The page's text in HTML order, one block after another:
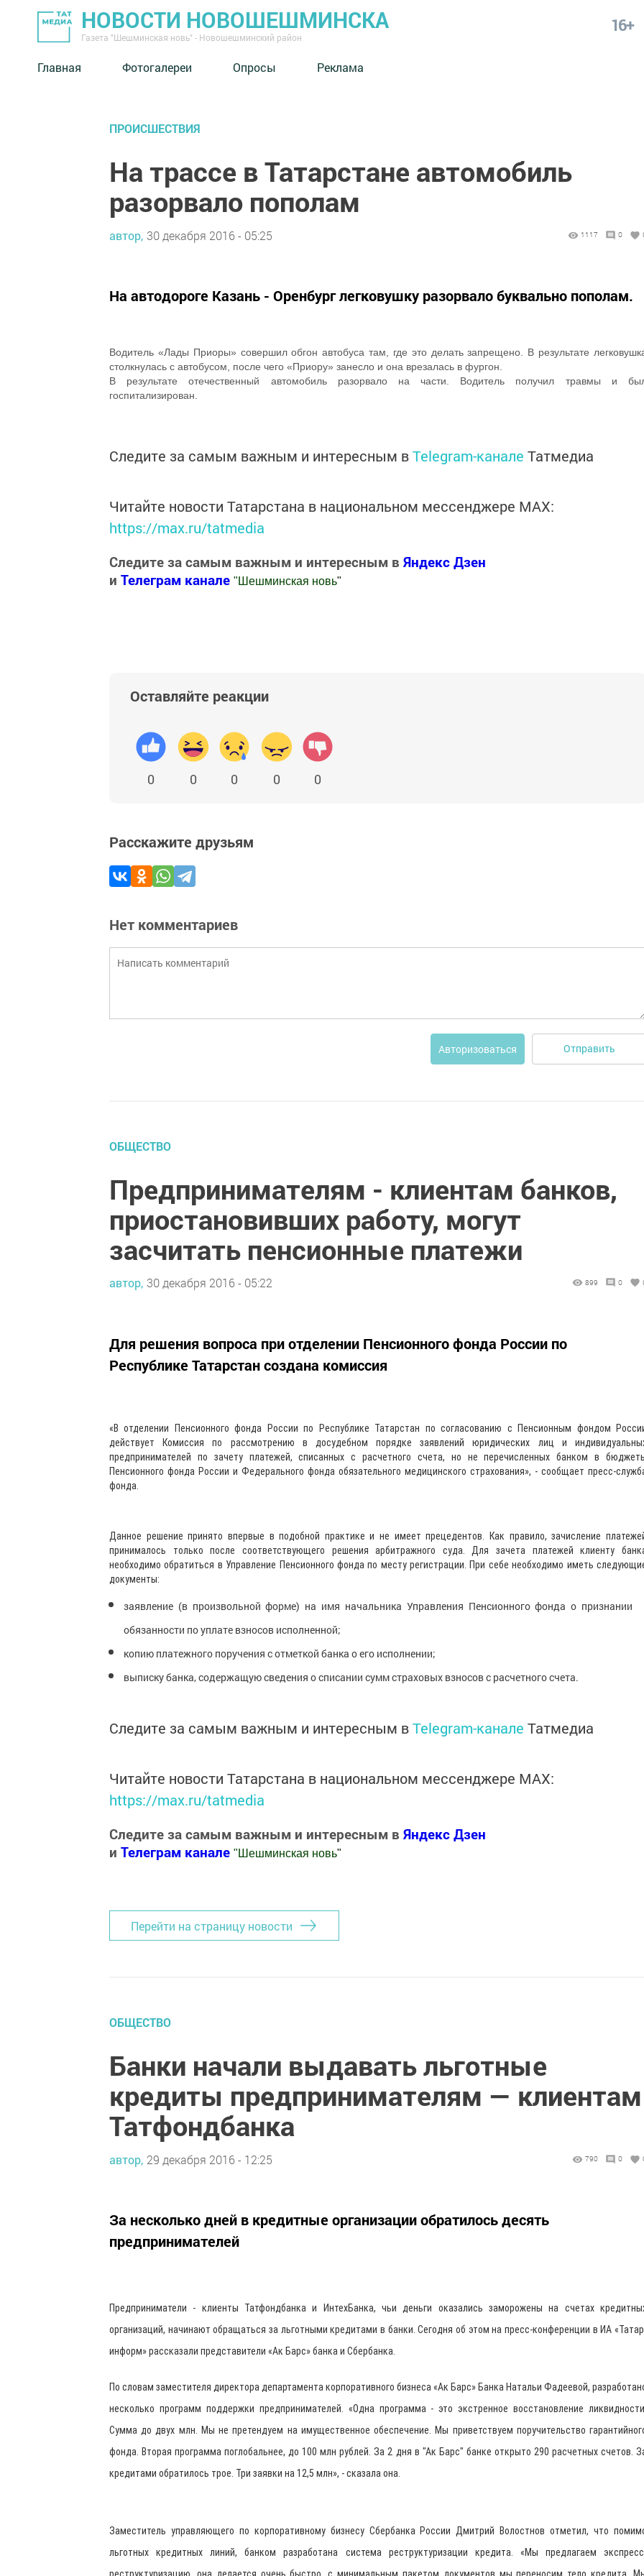
НОВОСТИ НОВОШЕШМИНСКА
Газета "Шешминская новь" - Новошешминский район
16+
Главная Фотогалереи Опросы Реклама
ПРОИСШЕСТВИЯ
На трассе в Татарстане автомобиль
разорвало пополам
автор, 30 декабря 2016 - 05:25 1117 0
На автодороге Казань - Оренбург легковушку разорвало буквально пополам.
Водитель «Лады Приоры» совершил обгон автобуса там, где это делать запрещено. В результате
столкнулась с автобусом, после чего «Приору» занесло и она врезалась в фургон.
В результате отечественный автомобиль разорвало на части. Водитель получил травмы и
госпитализирован.
Следите за самым важным и интересным вTelegram-канале Татмедиа
Читайте новости Татарстана в национальном мессенджере MАХ:
https://max.ru/tatmedia
Следите за самым важным и интересным в Яндекс Дзен
и Телеграм канале " Шешминская новь"
Оставляйте реакции
0 0 0 0 0
Расскажите друзьям
Нет комментариев
Авторизоваться Отправить
ОБЩЕСТВО
Предпринимателям - клиентам банков,
приостановивших работу, могут
засчитать пенсионные платежи
автор, 30 декабря 2016 - 05:22 899 0
Для решения вопроса при отделении Пенсионного фонда России по
Республике Татарстан создана комиссия
«В отделении Пенсионного фонда России по Республике Татарстан по согласованию с Пенсионным фондом
действует Комиссия по рассмотрению в досудебном порядке заявлений юридических лиц и
предпринимателей по зачету платежей, списанных с расчетного счета, но не перечисленных банком в
Пенсионного фонда России и Федерального фонда обязательного медицинского страхования», - сообщает пресс-
фонда.
Данное решение принято впервые в подобной практике и не имеет прецедентов. Как правило, зачисление
принималось только после соответствующего решения арбитражного суда. Для зачета платежей клиенту
необходимо обратиться в Управление Пенсионного фонда по месту регистрации. При себе необходимо иметь
документы:
заявление (в произвольной форме) на имя начальника Управления Пенсионного фонда о признании
обязанности по уплате взносов исполненной;
копию платежного поручения с отметкой банка о его исполнении;
выписку банка, содержащую сведения о списании сумм страховых взносов с расчетного счета.
Следите за самым важным и интересным вTelegram-канале Татмедиа
Читайте новости Татарстана в национальном мессенджере MАХ:
https://max.ru/tatmedia
Следите за самым важным и интересным в Яндекс Дзен
и Телеграм канале " Шешминская новь"
Перейти на страницу новости
ОБЩЕСТВО
Банки начали выдавать льготные
кредиты предпринимателям — клиентам
Татфондбанка
автор, 29 декабря 2016 - 12:25 790 0
За несколько дней в кредитные организации обратилось десять
предпринимателей
Предприниматели - клиенты Татфондбанка и ИнтехБанка, чьи деньги оказались заморожены на счетах
организаций, начинают обращаться за льготными кредитами в банки. Сегодня об этом на пресс-конференции в ИА
информ» рассказали представители «Ак Барс» банка и Сбербанка.
По словам заместителя директора департамента корпоративного бизнеса «Ак Барс» Банка Натальи Фадеевой,
несколько программ поддержки предпринимателей. «Одна программа - это экстренное восстановление
Сумма до двух млн. Мы не претендуем на имущественное обеспечение. Мы приветствуем поручительство
фонда. Вторая программа поглобальнее, до 100 млн рублей. За 2 дня в "Ак Барс" банке открыто 290 расчетных счетов.
кредитами обратилось трое. Три заявки на 12,5 млн», - сказала она.
Заместитель управляющего по корпоративному бизнесу Сбербанка России Дмитрий Волостнов отметил, что
льготных кредитных линий, банком разработана система реструктуризации кредита. «Мы предлагаем